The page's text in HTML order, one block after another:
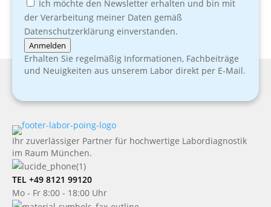
Ich möchte den Newsletter erhalten und bin mit
der Verarbeitung meiner Daten gemäß
Datenschutzerklärung einverstanden.
Anmelden
Erhalten Sie regelmäßig Informationen, Fachbeiträge
und Neuigkeiten aus unserem Labor direkt per E-Mail.
Ihr zuverlässiger Partner für hochwertige Labordiagnostik
im Raum München.
TEL +49 8121 99120
Mo - Fr 8:00 - 18:00 Uhr